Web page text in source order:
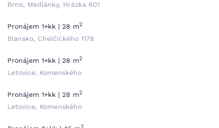
Brno, Medlánky, Hrázka 601
Pronájem 1+kk | 28 m2
Blansko, Chelčického 1178
Pronájem 1+kk | 28 m2
Letovice, Komenského
Pronájem 1+kk | 28 m2
Letovice, Komenského
2